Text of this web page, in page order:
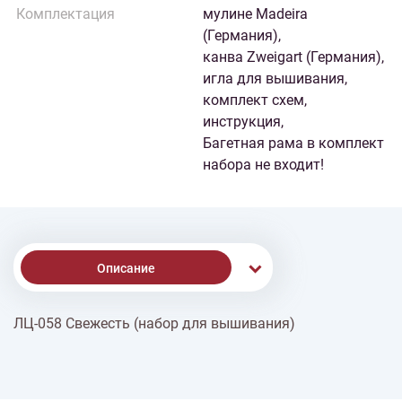
Комплектация
мулине Madeira
(Германия),
канва Zweigart (Германия),
игла для вышивания,
комплект схем,
инструкция,
Багетная рама в комплект
набора не входит!
Описание
Доставка
ЛЦ-058 Свежесть (набор для вышивания)